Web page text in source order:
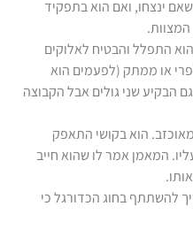
ינצחו, ואם הוא בתפקיד
המצוות.
התפלל והבטיח לאלוקים
או ממתק (לפעמים הוא
הבקיע שני גולים אבל הקבוצה
הוא בקושי התאפק
המאמן אמר לו שהוא חייב
להשתתף בחוג הכדורגל כי